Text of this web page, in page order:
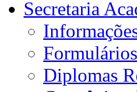
Secretaria
Diplomas